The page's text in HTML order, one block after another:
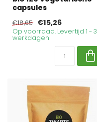
capsules
€18,65 €15,26
Op voorraad. Levertijd 1 - 3
werkdagen